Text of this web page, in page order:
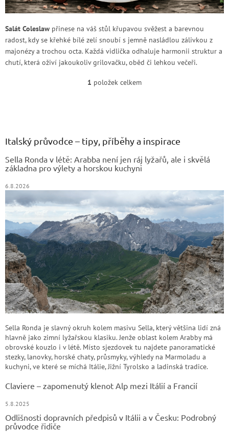
Salát Coleslaw přinese na váš stůl křupavou svěžest a barevnou
radost, kdy se křehké bílé zelí snoubí s jemně nasládlou zálivkou z
majonézy a trochou octa. Každá vidlička odhaluje harmonii struktur a
chutí, která oživí jakoukoliv grilovačku, oběd či lehkou večeři.
O
a
c
p
r
k
y
v
ý
p
i
1 položek celkem
Italský průvodce – tipy, příběhy a inspirace
Sella Ronda v létě: Arabba není jen ráj lyžařů, ale i skvělá
základna pro výlety a horskou kuchyni
6.8.2026
Sella Ronda je slavný okruh kolem masivu Sella, který většina lidí zná
hlavně jako zimní lyžařskou klasiku. Jenže oblast kolem Arabby má
obrovské kouzlo i v létě. Místo sjezdovek tu najdete panoramatické
stezky, lanovky, horské chaty, průsmyky, výhledy na Marmoladu a
kuchyni, ve které se míchá Itálie, Jižní Tyrolsko a ladinská tradice.
Claviere – zapomenutý klenot Alp mezi Itálií a Francií
5.8.2025
Odlišnosti dopravních předpisů v Itálii a v Česku: Podrobný
průvodce řidiče